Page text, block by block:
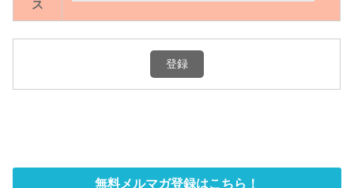
ス
無料メルマガ登録はこちら！